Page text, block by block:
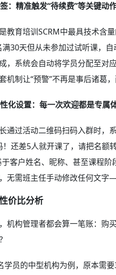
：精准触发“待续费”等关键动
教育培训SCRM中最具技术含
30天但从未参加过试听课，
，系统会自动将学员分配至对
机制让“预警”不再是事后诸葛
化设置：每一次欢迎都是专属
通过活动二维码扫码入群时，
！还差5人就开课了，请把名额
于客户姓名、昵称、甚至课程
无需班主任手动修改任何文字
价比分析
机构管理者都会算一笔账：购
学员的中型机构为例，原本需